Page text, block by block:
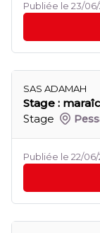
Publiée le 23/
SAS ADAMAH
Stage :
Stage
Publiée le 22/